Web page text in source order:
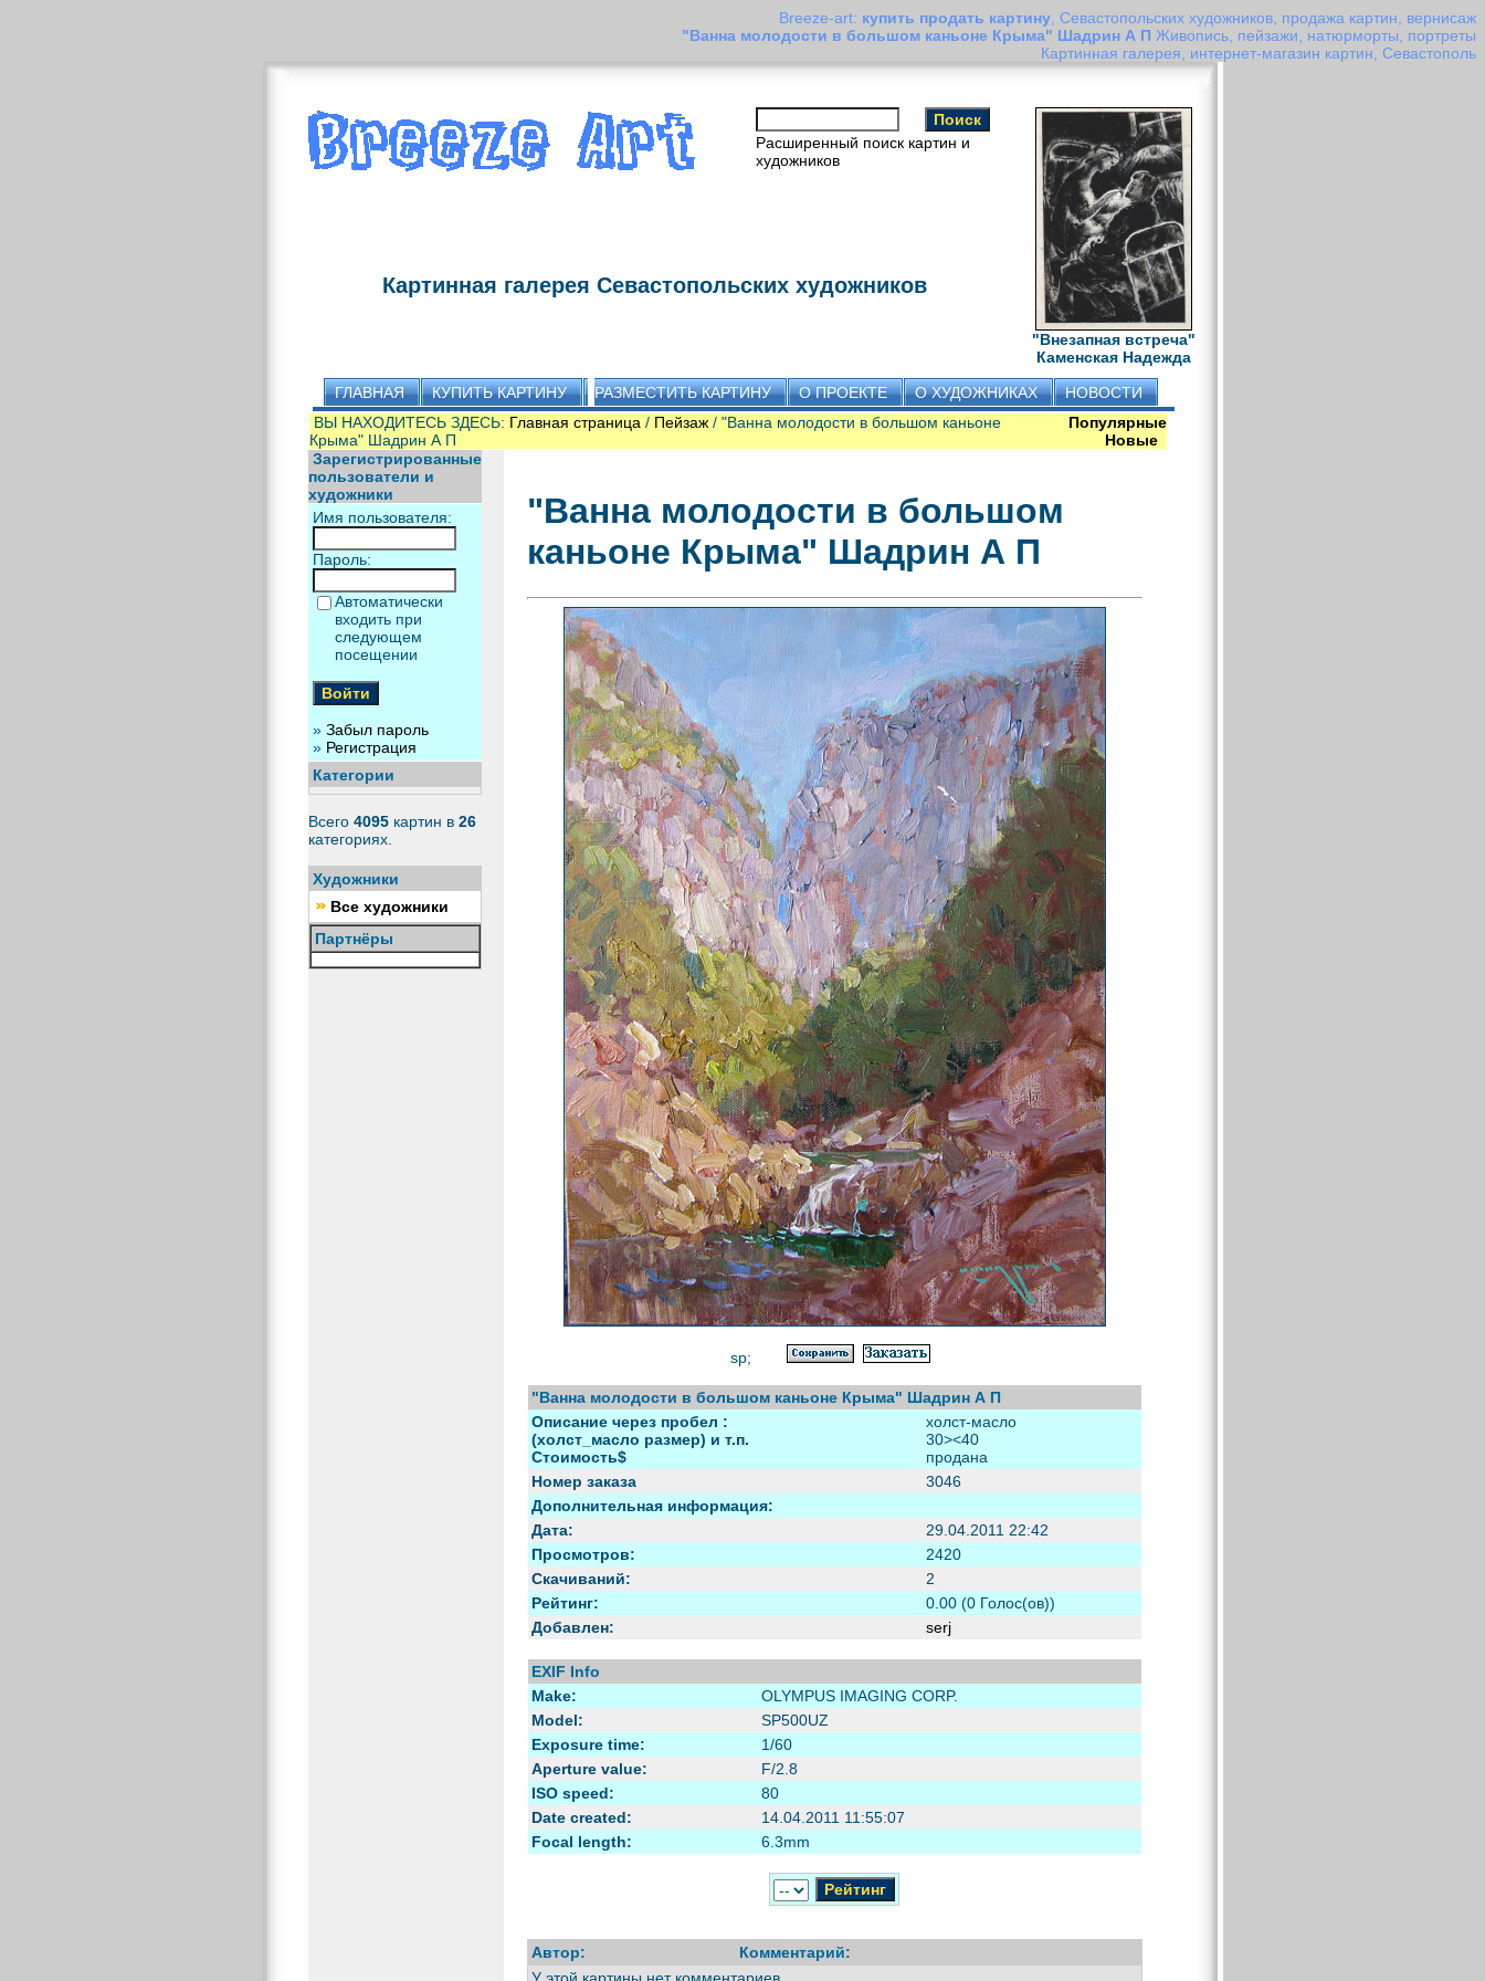
Breeze-art: купить продать картину , Севастопольских художников, продажа картин, вернисаж
"Ванна молодости в большом каньоне Крыма" Шадрин А П Живопись, пейзажи, натюрморты, портреты
Картинная галерея, интернет-магазин картин, Севастополь
Расширенный поиск картин и
художников
"Внезапная встреча"
Каменская Надежда
Картинная галерея Севастопольских художников
ГЛАВНАЯ КУПИТЬ КАРТИНУ РАЗМЕСТИТЬ КАРТИНУ О ПРОЕКТЕ О ХУДОЖНИКАХ
НОВОСТИ
ВЫ НАХОДИТЕСЬ ЗДЕСЬ: Главная страница / Пейзаж/ "Ванна молодости в большом каньоне
Крыма" Шадрин А П
Популярные
Новые
Зарегистрированные
пользователи и
художники
Имя пользователя:
Пароль:
Автоматически
входить при
следующем
посещении
» Забыл пароль
» Регистрация
Категории
Всего 4095картин в 26
категориях.
Художники
Все художники
Партнёры
"Ванна молодости в большом
каньоне Крыма" Шадрин А П
sp;
"Ванна молодости в большом каньоне Крыма" Шадрин А П
Описание через пробел :
(холст_масло размер) и т.п.
Стоимость$
холст-масло
30><40
продана
Номер заказа
3046
Дополнительная информация:
Дата:
29.04.2011 22:42
Просмотров:
2420
Скачиваний:
2
Рейтинг:
0.00 (0 Голос(ов))
Добавлен:
serj
EXIF Info
Make:
OLYMPUS IMAGING CORP.
Model:
SP500UZ
Exposure time:
1/60
Aperture value:
F/2.8
ISO speed:
80
Date created:
14.04.2011 11:55:07
Focal length:
6.3mm
Автор:
Комментарий: